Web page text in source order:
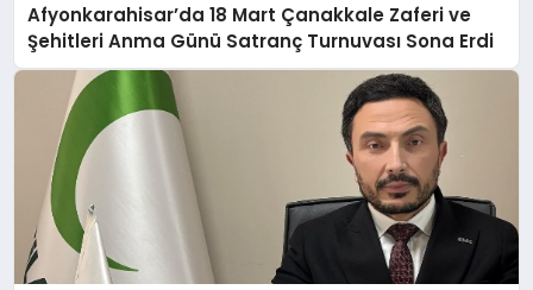
Afyonkarahisar’da 18 Mart Çanakkale Zaferi ve
Şehitleri Anma Günü Satranç Turnuvası Sona Erdi